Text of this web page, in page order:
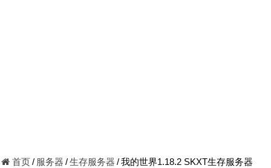
首页/ 服务器 /生存服务器 /我的世界1.18.2 SKXT生存服务器